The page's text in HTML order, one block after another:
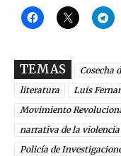
TEMAS Cosecha
literatura
Luis
Movimiento
narrativa de la violencia
Policía de